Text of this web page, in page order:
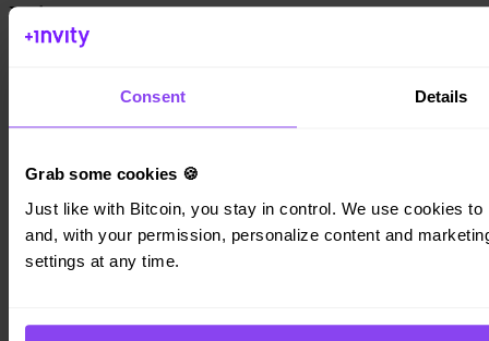
Consent Details
Grab some cookies 🍪
Just like with Bitcoin, you stay in control. We use cookies
and, with your permission, personalize content and
settings at any time.
Invity
Vydělejte Bitcoin
O nás
Právní informace